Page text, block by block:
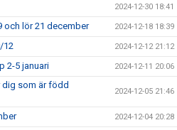
2024-12-30 18:41
och lör 21 december 2024-12-18 18:39
12 2024-12-12 21:12
2-5 januari 2024-12-11 20:06
som är född
2024-12-05 21:46
2024-12-04 20:28